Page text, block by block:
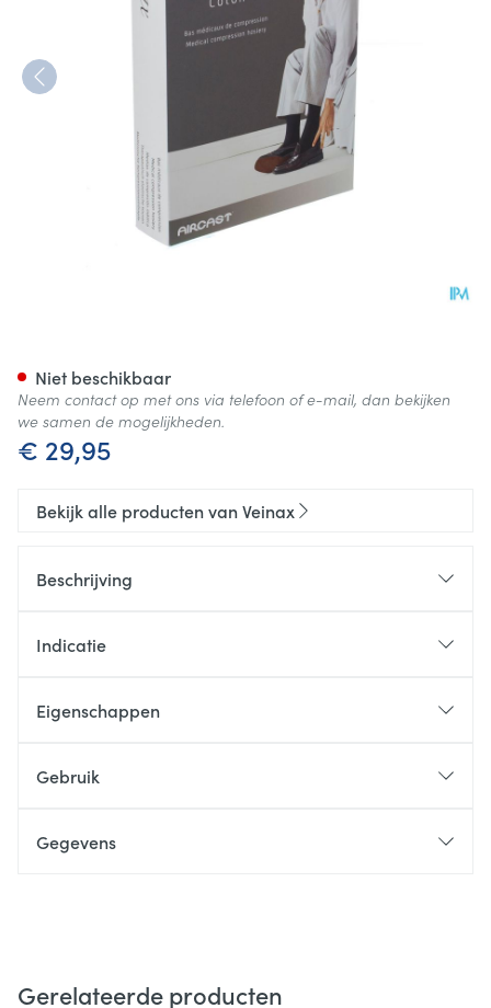
€ 29,95
Niet beschikbaar
Neem contact op met ons via telefoon of e-mail, dan bekijken
we samen de mogelijkheden.
Bekijk alle producten van Veinax
Beschrijving
Indicatie
Eigenschappen
Gebruik
Gegevens
Gerelateerde producten